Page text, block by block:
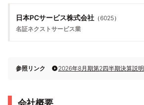
日本PCサービス株式会社 （6025）
名証ネクストサービス業
参照リンク 2026年8月期第2四半期決算説明
会社概要